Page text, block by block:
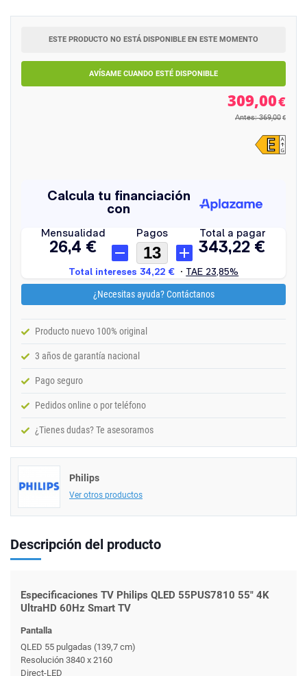
ESTE PRODUCTO NO ESTÁ DISPONIBLE EN ESTE MOMENTO
AVÍSAME CUANDO ESTÉ DISPONIBLE
309,00€
Antes: 369,00 €
¿Necesitas ayuda? Contáctanos
Producto nuevo 100% original
3 años de garantía nacional
Pago seguro
Pedidos online o por teléfono
¿Tienes dudas? Te asesoramos
Philips
Ver otros productos
Descripción del producto
Especificaciones TV Philips QLED 55PUS7810 55" 4K
UltraHD 60Hz Smart TV
Pantalla
QLED 55 pulgadas (139,7 cm)
Resolución 3840 x 2160
Direct-LED